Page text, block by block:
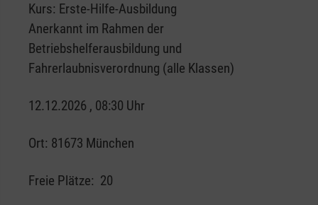
Kurs: Erste-Hilfe-Ausbildung
Anerkannt im Rahmen der
Betriebshelferausbildung und
Fahrerlaubnisverordnung (alle Klassen)
12.12.2026 , 08:30 Uhr
Ort: 81673 München
Freie Plätze: 20